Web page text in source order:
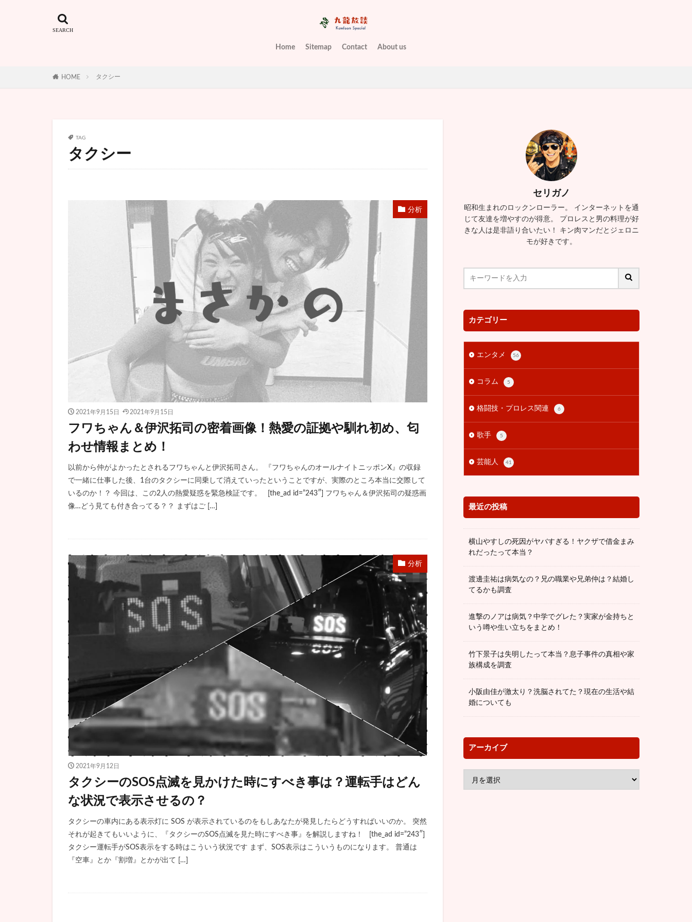
Home Sitemap Contact About us
HOME タクシー
TAG
タクシー
分析
2021年9月15日 2021年9月15日
フワちゃん＆伊沢拓司の密着画像！熱愛の証拠や馴れ初め、匂
わせ情報まとめ！
以前から仲がよかったとされるフワちゃんと伊沢拓司さん。 『フワちゃんのオールナイトニッポンX』の収録
で一緒に仕事した後、1台のタクシーに同乗して消えていったということですが、実際のところ本当に交際して
いるのか！？ 今回は、この2人の熱愛疑惑を緊急検証です。 [the_ad id=”243″] フワちゃん＆伊沢拓司の疑惑画
像…どう見ても付き合ってる？？ まずはご […]
分析
2021年9月12日
タクシーのSOS点滅を見かけた時にすべき事は？運転手はどん
な状況で表示させるの？
タクシーの車内にある表示灯に SOS が表示されているのをもしあなたが発見したらどうすればいいのか。 突然
それが起きてもいいように、『タクシーのSOS点滅を見た時にすべき事』を解説しますね！ [the_ad id=”243″]
タクシー運転手がSOS表示をする時はこういう状況です まず、SOS表示はこういうものになります。 普通は
『空車』とか『割増』とかが出て […]
セリガノ
昭和生まれのロックンローラー。 インターネットを通
じて友達を増やすのが得意。 プロレスと男の料理が好
きな人は是非語り合いたい！ キン肉マンだとジェロニ
モが好きです。
カテゴリー
エンタメ 56
コラム 5
格闘技・プロレス関連 6
歌手 5
芸能人 41
最近の投稿
横山やすしの死因がヤバすぎる！ヤクザで借金まみ
れだったって本当？
渡邊圭祐は病気なの？兄の職業や兄弟仲は？結婚し
てるかも調査
進撃のノアは病気？中学でグレた？実家が金持ちと
いう噂や生い立ちをまとめ！
竹下景子は失明したって本当？息子事件の真相や家
族構成を調査
小阪由佳が激太り？洗脳されてた？現在の生活や結
婚についても
アーカイブ